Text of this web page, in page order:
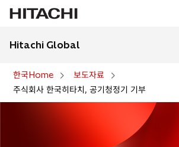
Hitachi Global
한국Home
보도자료
주식회사 한국히타치, 공기청정기 기부